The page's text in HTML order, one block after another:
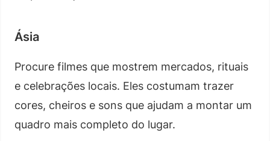
Ásia
Procure filmes que mostrem mercados, rituais
e celebrações locais. Eles costumam trazer
cores, cheiros e sons que ajudam a montar um
quadro mais completo do lugar.